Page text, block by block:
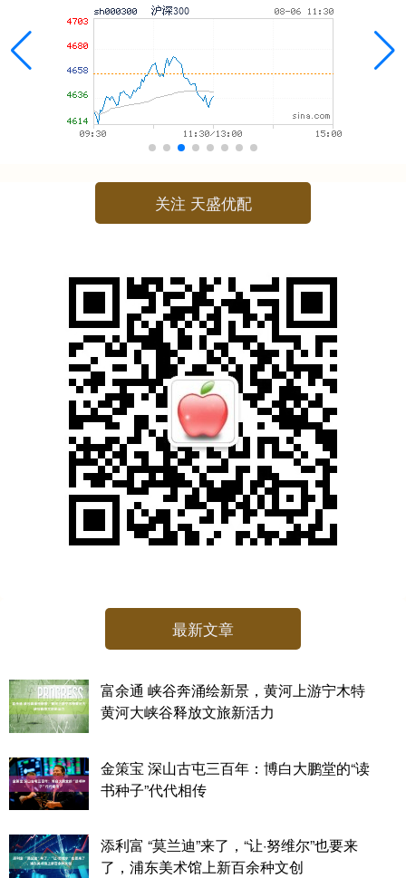
关注 天盛优配
最新文章
富余通 峡谷奔涌绘新景，黄河上游宁木特
黄河大峡谷释放文旅新活力
金策宝 深山古屯三百年：博白大鹏堂的“读
书种子”代代相传
添利富 “莫兰迪”来了，“让·努维尔”也要来
了，浦东美术馆上新百余种文创